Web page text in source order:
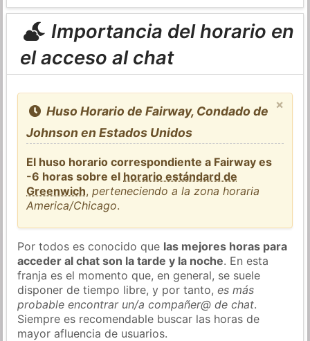
Importancia del horario en
el acceso al chat
×
Huso Horario de Fairway, Condado de
Johnson en Estados Unidos
El huso horario correspondiente a Fairway es
-6 horas sobre el horario estándard de
Greenwich,perteneciendo a la zona horaria
America/Chicago.
Por todos es conocido que las mejores horas para
acceder al chat son la tarde y la noche. En esta
franja es el momento que, en general, se suele
disponer de tiempo libre, y por tanto,es más
probable encontrar un/a compañer@ de chat.
Siempre es recomendable buscar las horas de
mayor afluencia de usuarios.